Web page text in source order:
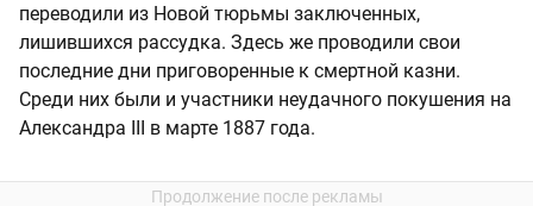
переводили из Новой тюрьмы заключенных,
лишившихся рассудка. Здесь же проводили свои
последние дни приговоренные к смертной казни.
Среди них были и участники неудачного покушения на
Александра III в марте 1887 года.